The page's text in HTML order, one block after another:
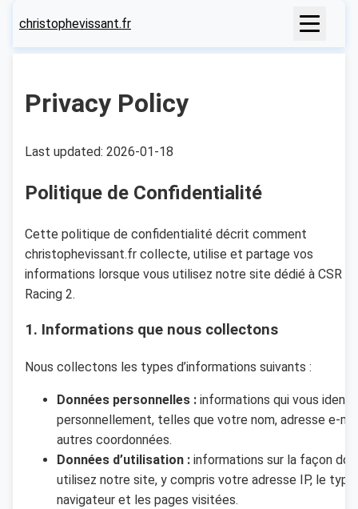
christophevissant.fr
Privacy Policy
Last updated: 2026-01-18
Politique de Confidentialité
Cette politique de confidentialité décrit comment
christophevissant.fr collecte, utilise et partage vos
informations lorsque vous utilisez notre site dédié à CSR
Racing 2.
1. Informations que nous collectons
Nous collectons les types d’informations suivants :
Données personnelles : informations qui vous
personnellement, telles que votre nom, adresse e-
autres coordonnées.
Données d’utilisation : informations sur la façon
utilisez notre site, y compris votre adresse IP, le
navigateur et les pages visitées.